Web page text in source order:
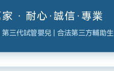
· 耐心·誠信·專業
三代試管嬰兒 | 合法第三方輔助